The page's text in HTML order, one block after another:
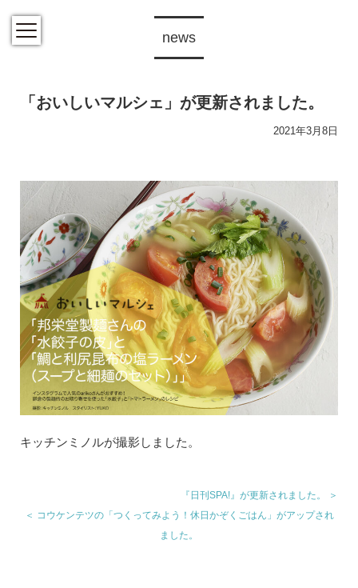
news
「おいしいマルシェ」が更新されました。
2021年3月8日
キッチンミノルが撮影しました。
『日刊SPA!』が更新されました。 ＞
＜ コウケンテツの「つくってみよう！休日かぞくごはん」がアップされ
ました。